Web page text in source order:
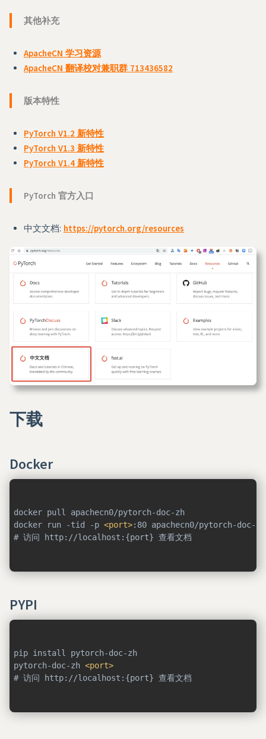
其他补充
ApacheCN 学习资源
ApacheCN 翻译校对兼职群 713436582
版本特性
PyTorch V1.2 新特性
PyTorch V1.3 新特性
PyTorch V1.4 新特性
PyTorch 官方入口
中文文档: https://pytorch.org/resources
下载
Docker
docker pull apachecn0/pytorch-doc-zh
docker run -tid -p <port>:80 apachecn0/pytorch-doc-zh
# 访问 http://localhost:{port} 查看文档
PYPI
pip install pytorch-doc-zh
pytorch-doc-zh <port>
# 访问 http://localhost:{port} 查看文档